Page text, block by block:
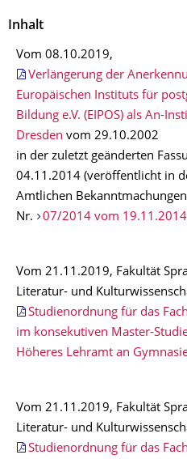
Inhalt
Vom 08.10.2019,
Verlängerung der
Europäischen Instituts für
Bildung e.V. (EIPOS) als An-
Dresden vom 29.10.2002
in der zuletzt geänderten
04.11.2014 (veröffentlicht in
Amtlichen
Nr.
07/2014 vom 19.11.2014
Vom 21.11.2019, Fakultät
Literatur- und
Studienordnung für das
im konsekutiven Master-
Höheres Lehramt an
Vom 21.11.2019, Fakultät
Literatur- und
Studienordnung für das Fach